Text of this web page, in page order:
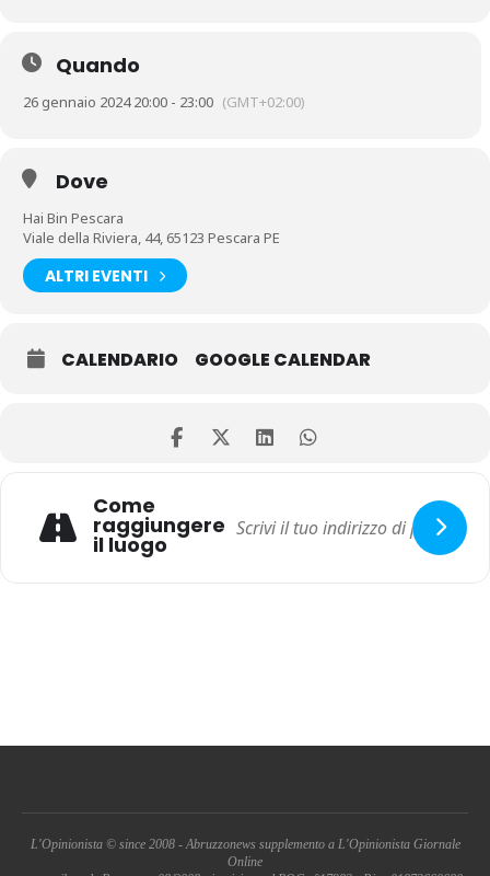
Quando
26 gennaio 2024 20:00 - 23:00 (GMT+02:00)
Dove
Hai Bin Pescara
Viale della Riviera, 44, 65123 Pescara PE
ALTRI EVENTI
CALENDARIO GOOGLE CALENDAR
Come
raggiungere
il luogo
L'Opinionista © since 2008 - Abruzzonews supplemento a L'Opinionista Giornale
Online